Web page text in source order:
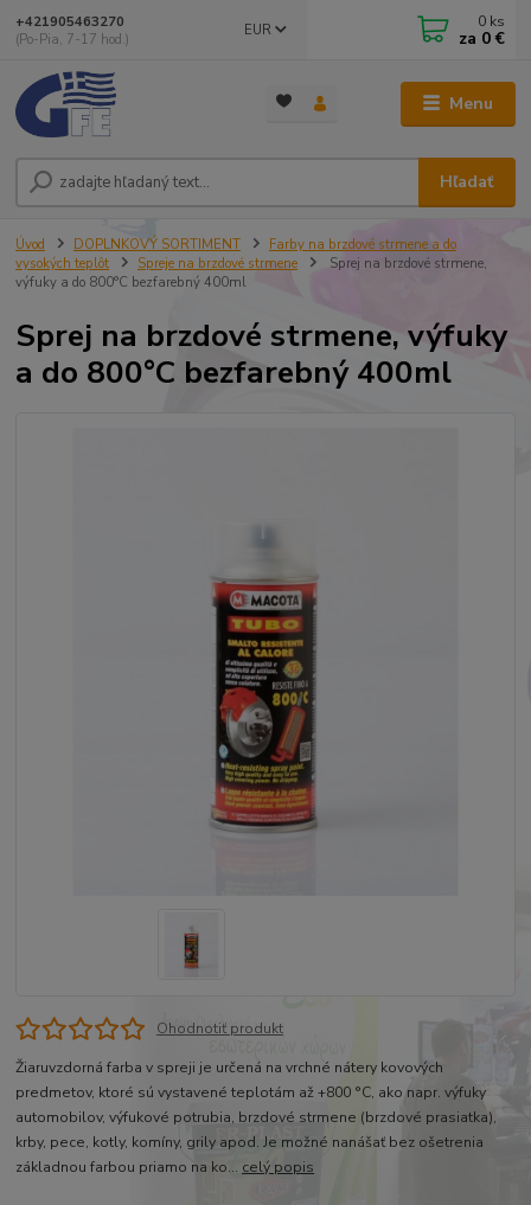
Menu
EUR
Hľadať
+421905463270
(Po-Pia, 7-17 hod.)
0 ks
za 0 €
Úvod DOPLNKOVÝ SORTIMENT
Farby na brzdové strmene a do
vysokých teplôt
Spreje na brzdové strmene
Sprej na brzdové strmene,
výfuky a do 800°C bezfarebný 400ml
Sprej na brzdové strmene, výfuky
a do 800°C bezfarebný 400ml
Ohodnotiť produkt
Žiaruvzdorná farba v spreji je určená na vrchné nátery kovových
predmetov, ktoré sú vystavené teplotám až +800 °C, ako napr. výfuky
automobilov, výfukové potrubia, brzdové strmene (brzdové prasiatka),
krby, pece, kotly, komíny, grily apod. Je možné nanášať bez ošetrenia
základnou farbou priamo na ko... celý popis